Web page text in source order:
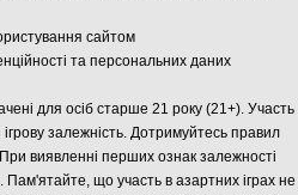
сайтом
та персональних даних
для осіб старше 21 року (21+). Участь
залежність. Дотримуйтесь правил
При виявленні перших ознак залежності
Пам'ятайте, що участь в азартних іграх не